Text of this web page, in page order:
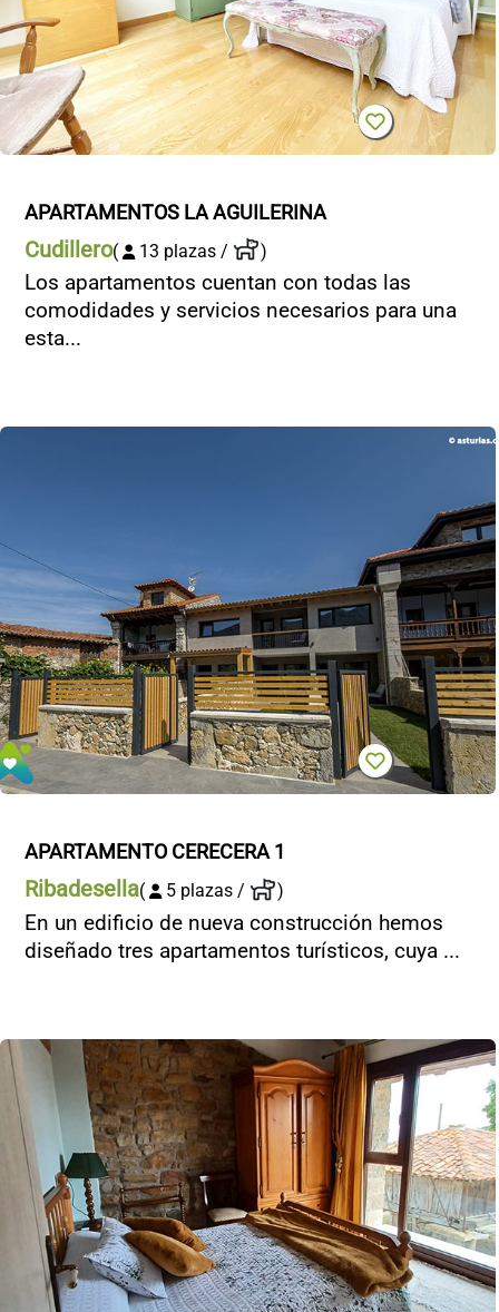
APARTAMENTOS LA AGUILERINA
Cudillero( 13 plazas / )
Los apartamentos cuentan con todas las
comodidades y servicios necesarios para una
esta...
APARTAMENTO CERECERA 1
Ribadesella( 5 plazas / )
En un edificio de nueva construcción hemos
diseñado tres apartamentos turísticos, cuya ...